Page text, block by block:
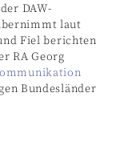
DAW-
laut
Fiel berichten
RA Georg
Bundesländer